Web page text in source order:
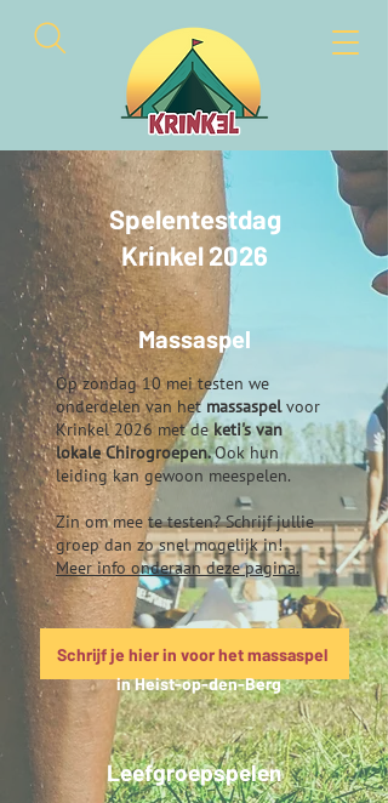
Spelentestdag
Krinkel 2026
Op zondag 10 mei testen we
onderdelen van hetmassaspelvoor
Krinkel 2026 met deketi's van
lokale Chirogroepen.Ook hun
leiding kan gewoon meespelen.
Zin om mee te testen? Schrijf jullie
groep dan zo snel mogelijk in!
Meer info onderaan deze pagina.
Massaspel
Schrijf je hier in voor het massaspel
in Heist-op-den-Berg
Leefgroepspelen